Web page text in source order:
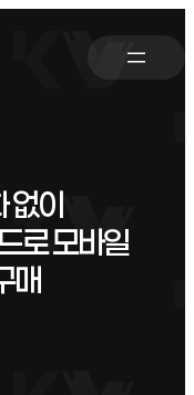
이
로 모바일
매